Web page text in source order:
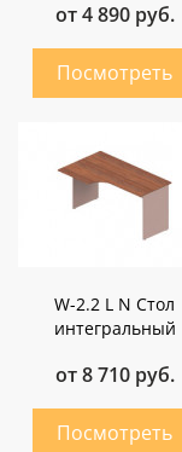
от 4 890 руб.
W-2.2 L N Стол
интегральный
от 8 710 руб.